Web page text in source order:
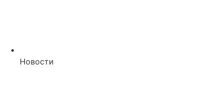
Новости